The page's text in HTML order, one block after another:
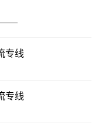
专线
专线